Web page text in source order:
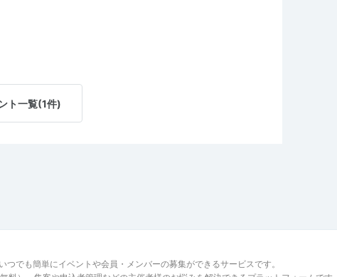
ト一覧(1件)
つでも簡単にイベントや会員・メンバーの募集ができるサービスです。